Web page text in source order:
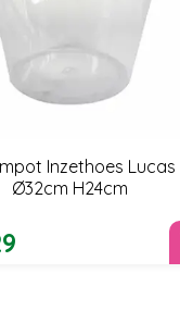
Inzethoes Lucas
Ø32cm H24cm